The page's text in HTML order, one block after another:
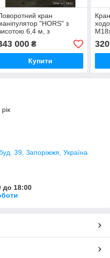
кран
"HORS" з
6,4 м, з
до тракторів
000₴
Купити
320
39, Запоріжжя, Україна
до 18:00